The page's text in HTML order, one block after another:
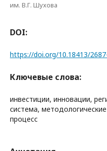
им. В.Г. Шухова
DOI:
https://doi.org/10.18413/
Ключевые слова:
инвестиции, инновации,
система,
процесс